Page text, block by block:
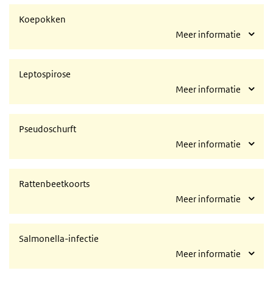
Koepokken
Meer informatie
Leptospirose
Meer informatie
Pseudoschurft
Meer informatie
Rattenbeetkoorts
Meer informatie
Salmonella-infectie
Meer informatie